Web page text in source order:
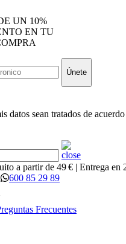
UN 10%
EN TU
Únete
datos sean tratados de
a partir de 49 € | Entrega en
600 85 29 89
Frecuentes